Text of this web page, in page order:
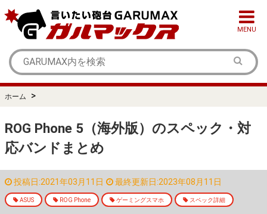
MENU
ホーム >
ROG Phone 5（海外版）のスペック・対
応バンドまとめ
投稿日:2021年03月11日 最終更新日:2023年08月11日
ASUS ROG Phone ゲーミングスマホ スペック詳細